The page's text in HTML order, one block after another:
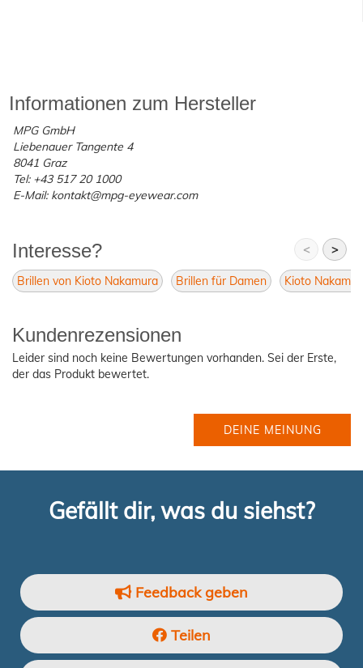
Informationen zum Hersteller
MPG GmbH
Liebenauer Tangente 4
8041 Graz
Tel: +43 517 20 1000
E-Mail: kontakt@mpg-eyewear.com
Interesse? < >
Brillen von Kioto Nakamura Brillen für Damen Kioto
Kundenrezensionen
Leider sind noch keine Bewertungen vorhanden. Sei der Erste,
der das Produkt bewertet.
DEINE MEINUNG
Gefällt dir, was du siehst?
Feedback geben
Teilen